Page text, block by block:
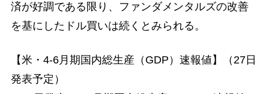
済が好調である限り、ファンダメンタルズの改善
を基にしたドル買いは続くとみられる。
【米・4-6月期国内総生産（GDP）速報値】（27日
発表予定）